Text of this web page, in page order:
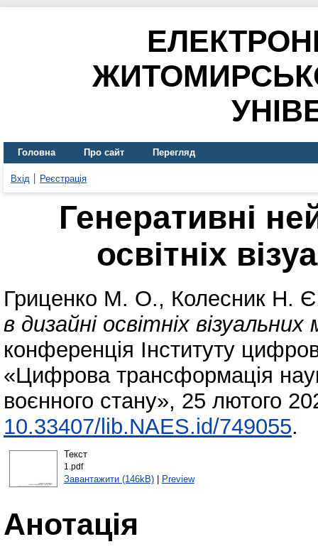
Головна Про сайт Перегляд
Вхід Реєстрація
Генеративні
освітніх
Гриценко М. О., Колесник Н.
в дизайні освітніх візуальних
конференція Інституту
«Цифрова трансформація
воєнного стану», 25 лютого
10.33407/lib.NAES.id/749055.
Текст
1.pdf
Завантажити (146kB)| Preview
Анотація